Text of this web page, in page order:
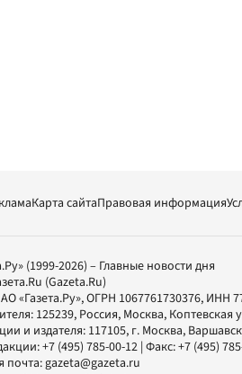
Карта сайтаПравовая информация
(1999-2026) – Главные новости дня
(Gazeta.Ru)
АО «Газета.Ру», ОГРН 1067761730376, ИНН
125239, Россия, Москва, Коптевская
и издателя: 117105, г. Москва,
+7 (495) 785-00-12 | Факс:+7 (495)
почта:gazeta@gazeta.ru